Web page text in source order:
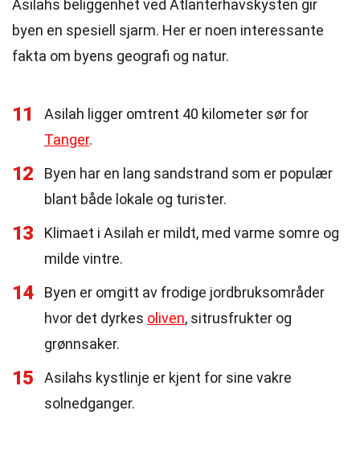
Asilahs beliggenhet ved Atlanterhavskysten gir
byen en spesiell sjarm. Her er noen interessante
fakta om byens geografi og natur.
11
Asilah ligger omtrent 40 kilometer sør for
Tanger.
12
Byen har en lang sandstrand som er populær
blant både lokale og turister.
13
Klimaet i Asilah er mildt, med varme somre og
milde vintre.
14
Byen er omgitt av frodige jordbruksområder
hvor det dyrkes oliven, sitrusfrukter og
grønnsaker.
15
Asilahs kystlinje er kjent for sine vakre
solnedganger.